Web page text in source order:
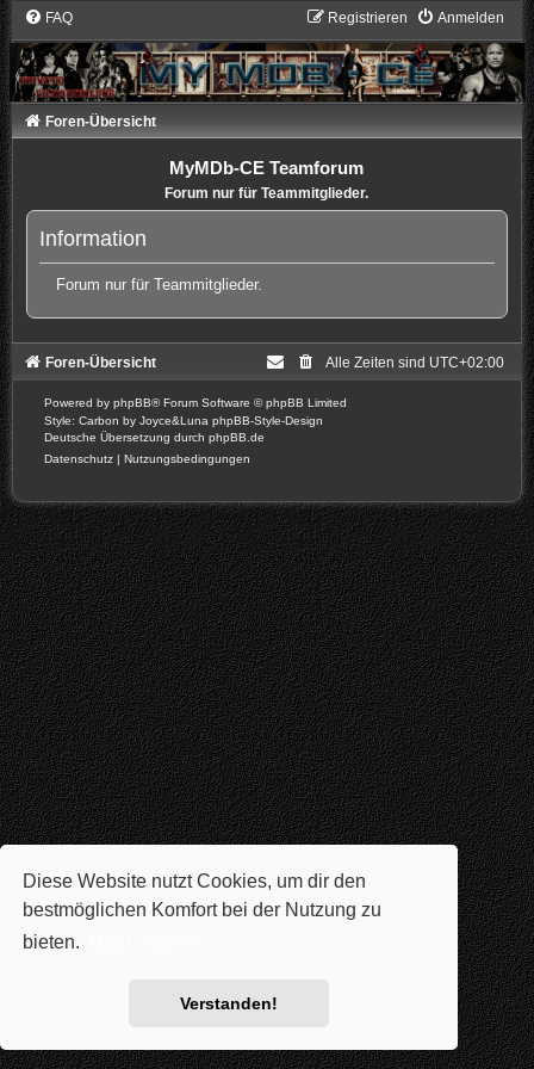
Diese Website nutzt Cookies, um dir den
bestmöglichen Komfort bei der Nutzung zu
bieten.
Verstanden!
FAQ Anmelden
Registrieren
Foren-Übersicht
MyMDb-CE Teamforum
Forum nur für Teammitglieder.
Information
Forum nur für Teammitglieder.
Foren-Übersicht Alle Zeiten sind UTC+02:00
Powered by phpBB® Forum Software © phpBB Limited
Style: Carbon by Joyce&Luna phpBB-Style-Design
Deutsche Übersetzung durch phpBB.de
Datenschutz | Nutzungsbedingungen